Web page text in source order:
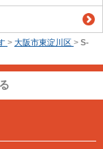
> 大阪市東淀川区 > S-